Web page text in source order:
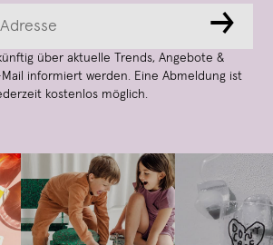
→
über aktuelle Trends, Angebote &
informiert werden. Eine Abmeldung ist
kostenlos möglich.